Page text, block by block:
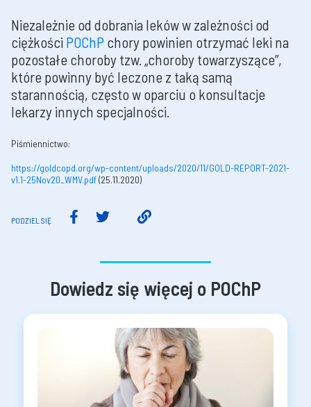
Niezależnie od dobrania leków w zależności od
ciężkości POChP chory powinien otrzymać leki na
pozostałe choroby tzw. „choroby towarzyszące”,
które powinny być leczone z taką samą
starannością, często w oparciu o konsultacje
lekarzy innych specjalności.
Piśmiennictwo:
https://goldcopd.org/wp-content/uploads/2020/11/GOLD-REPORT-2021-
v1.1-25Nov20_WMV.pdf(25.11.2020)
PODZIEL SIĘ
Dowiedz się więcej o POChP